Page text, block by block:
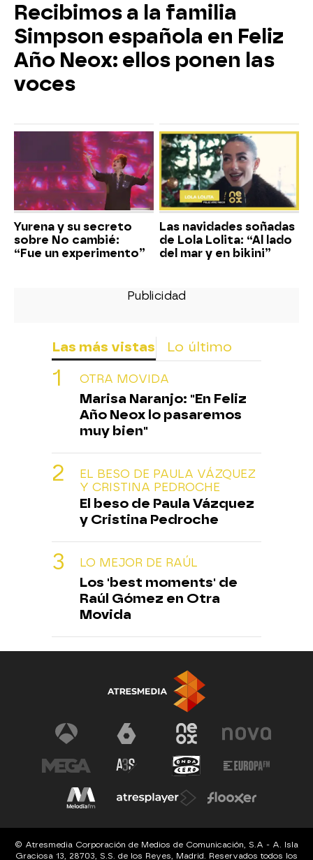
Recibimos a la familia
Simpson española en Feliz
Año Neox: ellos ponen las
voces
Yurena y su secreto
sobre No cambié:
“Fue un experimento”
Las navidades soñadas
de Lola Lolita: “Al lado
del mar y en bikini”
Las más vistas Lo último
OTRA MOVIDA
Marisa Naranjo: "En Feliz
Año Neox lo pasaremos
muy bien"
EL BESO DE PAULA VÁZQUEZ
Y CRISTINA PEDROCHE
El beso de Paula Vázquez
y Cristina Pedroche
LO MEJOR DE RAÚL
Los 'best moments' de
Raúl Gómez en Otra
Movida
© Atresmedia Corporación de Medios de Comunicación, S.A - A. Isla
Graciosa 13, 28703, S.S. de los Reyes, Madrid. Reservados todos los